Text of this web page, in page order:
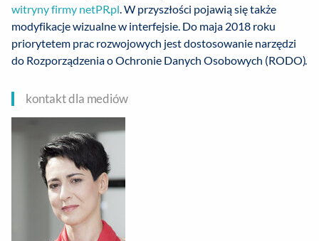
witryny firmy netPR.pl. W przyszłości pojawią się także
modyfikacje wizualne w interfejsie. Do maja 2018 roku
priorytetem prac rozwojowych jest dostosowanie narzędzi
do Rozporządzenia o Ochronie Danych Osobowych (RODO).
kontakt dla mediów